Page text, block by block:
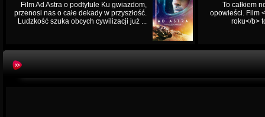
Film Ad Astra o podtytule Ku gwiazdom,
przenosi nas o całe dekady w przyszłość.
Ludzkość szuka obcych cywilizacji już ...
To całkiem
opowieści. Film
roku</b>